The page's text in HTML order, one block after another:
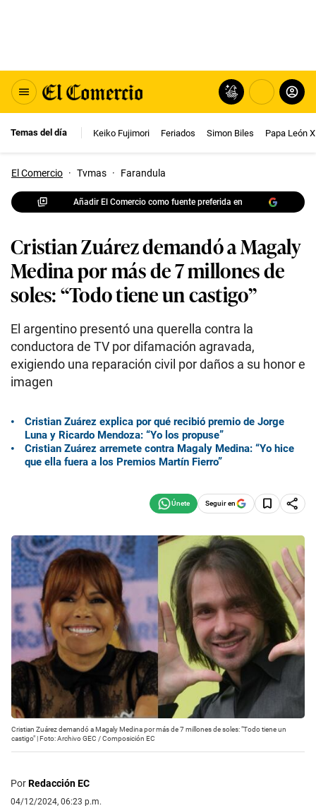
Temas del día Keiko Fujimori Feriados Simon Biles Papa León
El Comercio · Tvmas · Farandula
Añadir El Comercio como fuente preferida en
Cristian Zuárez demandó a Magaly
Medina por más de 7 millones de
soles: “Todo tiene un castigo”
El argentino presentó una querella contra la
conductora de TV por difamación agravada,
exigiendo una reparación civil por daños a su honor e
imagen
Cristian Zuárez explica por qué recibió premio de Jorge
Luna y Ricardo Mendoza: “Yo los propuse”
Cristian Zuárez arremete contra Magaly Medina: “Yo hice
que ella fuera a los Premios Martín Fierro”
Seguir en
Cristian Zuárez demandó a Magaly Medina por más de 7 millones de soles: "Todo tiene un
castigo" | Foto: Archivo GEC / Composición EC
PorRedacción EC
04/12/2024, 06:23 p.m.